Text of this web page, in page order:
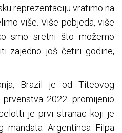
reprezentaciju vratimo na
više. Više pobjeda, više
smo sretni što možemo
zajedno još četiri godine,
Brazil je od Titeovog
2022. promijenio
je prvi stranac koji je
mandata Argentinca Filpa